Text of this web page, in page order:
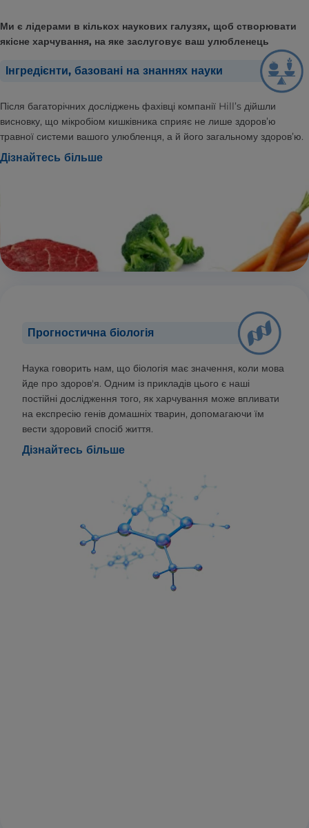
Ми є лідерами в кількох наукових галузях, щоб створювати
якісне харчування, на яке заслуговує ваш улюбленець
Інгредієнти, базовані на знаннях науки
Після багаторічних досліджень фахівці компанії Hill’s дійшли
висновку, що мікробіом кишківника сприяє не лише здоров’ю
травної системи вашого улюбленця, а й його загальному здоров’ю.
Дізнайтесь більше
Прогностична біологія
Наука говорить нам, що біологія має значення, коли мова
йде про здоров'я. Одним із прикладів цього є наші
постійні дослідження того, як харчування може впливати
на експресію генів домашніх тварин, допомагаючи їм
вести здоровий спосіб життя.
Дізнайтесь більше